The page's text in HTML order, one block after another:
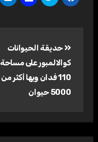
المقالات
حديقة الحيوانات
كوالالمبور على مساحة
110 فدان وبها أكثر من
5000 حيوان